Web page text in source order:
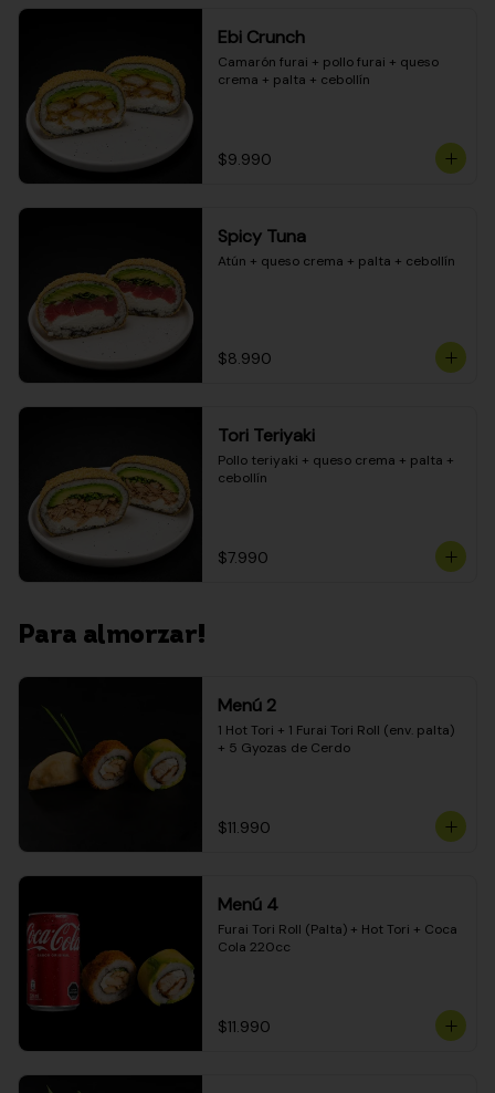
Ebi Crunch
Camarón furai + pollo furai + queso
crema + palta + cebollín
$9.990
Spicy Tuna
Atún + queso crema + palta + cebollín
$8.990
Tori Teriyaki
Pollo teriyaki + queso crema + palta +
cebollín
$7.990
Para almorzar!
Menú 2
1 Hot Tori + 1 Furai Tori Roll (env. palta)
+ 5 Gyozas de Cerdo
$11.990
Menú 4
Furai Tori Roll (Palta) + Hot Tori + Coca
Cola 220cc
$11.990